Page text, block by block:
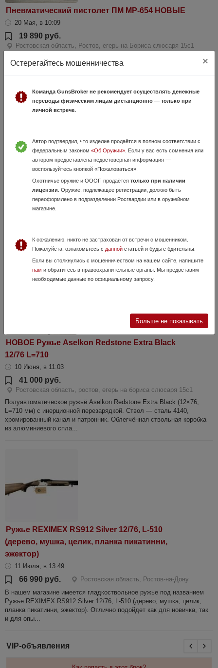
Пневматический пистолет ПМ МР-654 НОВЫЕ
20 Мая, в 10:09
19 890 руб.
Ростовская область, Ростов, егерь на Бориса слюсаря 15с1
Поступили новые пневматические макаровы, есть коричневые и
черные рукоятки, цена ниже конкурентов
новый Fabarm XLR composite 12/76
9 Июля, в 16:13
244 900 руб.
Ростовская область, ростов, бориса слюсаря 15с1
1315 мм; ёмкость маг...
НОВОЕ Ружье Aselkon Redstone Extra Black
12/76 L=710
10 Июня, в 11:03
41 000 руб.
Ростовская область, ростов, егерь на бориса слюсаря 15с1
Полуавтоматическое ружьё Aselkon Redstone Extra Black (12×76,
L=710 мм) с инерционной перезарядкой. Ствол — сталь 4140,
хромированный канал и патронник. Облегчённая ствольная коробка
из алюминиевого спла...
Ружье REXIMEX RS912 Silver 12/76, L-510
(дерево, мушка, целик, планка пикатинни,
эжектор)
11 Июля, в 13:49
66 990 руб.
Ростовская область, Ростов-на-Дону
В нашем магазине имеется гладкоствольное ружье под названием
Ружье REXIMEX RS912 Silver 12/76, L-510 (дерево, мушка, целик,
планка пикатинни, эжектор). Отлично подойдет как для новичка, так
и для опы...
Остерегайтесь мошенничества ×
Команда GunsBroker не рекомендует осуществлять денежные
переводы физическим лицам дистанционно — только при
личной встрече.
Автор подтвердил, что изделие продаётся в полном соответствии с
федеральным законом «Об Оружии». Если у вас есть сомнения или
автором предоставлена недостоверная информация —
воспользуйтесь кнопкой «Пожаловаться».
Охотничье оружие и ОООП продаётся только при наличии
лицензии . Оружие, подлежащее регистрации, должно быть
переоформлено в подразделении Росгвардии или в оружейном
магазине.
К сожалению, никто не застрахован от встречи с мошенником.
Пожалуйста, ознакомьтесь с даннойстатьёй и будьте бдительны.
Если вы столкнулись с мошенничеством на нашем сайте, напишите
нам и обратитесь в правоохранительные органы. Мы предоставим
необходимые данные по официальному запросу.
Больше не показывать
VIP-объявления